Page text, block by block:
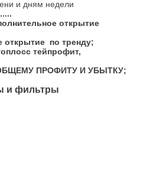
и дням недели
открытие
открытие по тренду;
тейпрофит,
ПРОФИТУ И УБЫТКУ;
и фильтры